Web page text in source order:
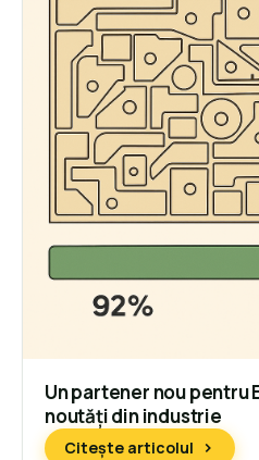
Un partener nou pentru
noutăți din industrie
Citește articolul